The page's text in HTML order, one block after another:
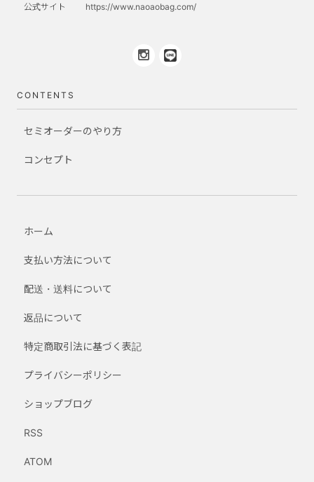
公式サイト
https://www.naoaobag.com/
CONTENTS
セミオーダーのやり方
コンセプト
ホーム
支払い方法について
配送・送料について
返品について
特定商取引法に基づく表記
プライバシーポリシー
ショップブログ
RSS
ATOM